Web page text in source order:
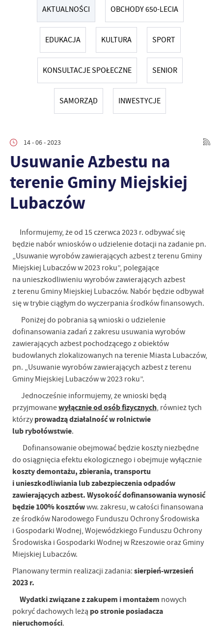
AKTUALNOŚCI OBCHODY 650-LECIA
EDUKACJA KULTURA SPORT
KONSULTACJE SPOŁECZNE SENIOR
SAMORZĄD INWESTYCJE
14 - 06 - 2023
Usuwanie Azbestu na
terenie Gminy Miejskiej
Lubaczów
Informujemy, że od 15 czerwca 2023 r. odbywać się
będzie nabór wniosków o udzielenie dotacji na zadanie pn.
„Usuwanie wyrobów zawierających azbest z terenu Gminy
Miejskiej Lubaczów w 2023 roku”, polegające
na unieszkodliwieniu wyrobów zawierających azbest
z terenu Gminy Miejskiej Lubaczów. Nabór będzie odbywał
się w trybie ciągłym do wyczerpania środków finansowych.
Poniżej do pobrania są wnioski o udzielenie
dofinansowania zadań z zakresu usuwania wyrobów
zawierających azbest pochodzącego z obiektów
budowlanych zlokalizowanych na terenie Miasta Lubaczów,
pn. „Usuwanie wyrobów zawierających azbest z terenu
Gminy Miejskiej Lubaczów w 2023 roku”.
Jednocześnie informujemy, że wnioski będą
przyjmowanewyłącznie od osób fizycznych, również tych
którzy prowadzą działalność w rolnictwie
lub rybołówstwie.
Dofinansowanie obejmować będzie koszty niezbędne
do osiągnięcia efektu ekologicznego i obejmuje wyłącznie
koszty demontażu, zbierania, transportu
i unieszkodliwiania lub zabezpieczenia odpadów
zawierających azbest. Wysokość dofinansowania wynosić
będzie 100% kosztówww. zakresu, w całości finansowana
ze środków Narodowego Funduszu Ochrony Środowiska
i Gospodarki Wodnej, Wojewódzkiego Funduszu Ochrony
Środowiska i Gospodarki Wodnej w Rzeszowie oraz Gminy
Miejskiej Lubaczów.
Planowany termin realizacji zadania: sierpień-wrzesień
2023 r.
Wydatki związane z zakupem i montażem nowych
pokryć dachowych leżą po stronie posiadacza
nieruchomości.